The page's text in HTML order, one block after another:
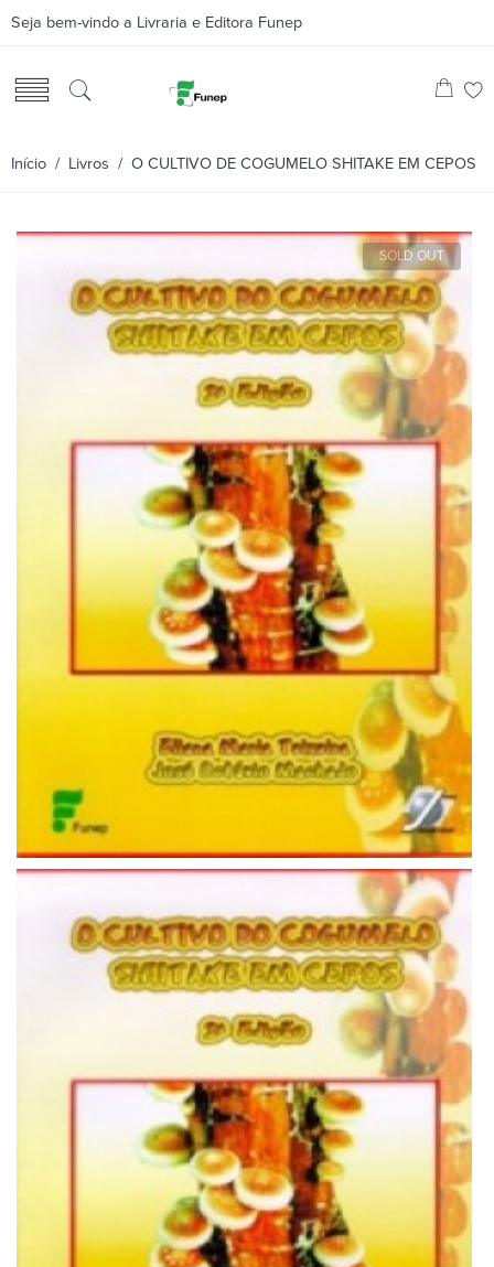
Seja bem-vindo a Livraria e Editora Funep
Início / Livros / O CULTIVO DE COGUMELO SHITAKE EM CEPOS
SOLD OUT